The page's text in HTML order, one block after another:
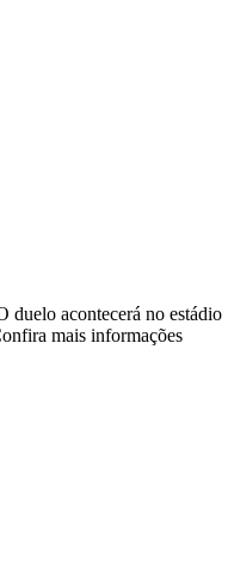
duelo acontecerá no estádio
mais informações